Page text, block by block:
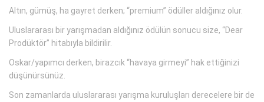
Altın, gümüş, ha gayret derken; “premium” ödüller aldığınız olur.
Uluslararası bir yarışmadan aldığınız ödülün sonucu size, “Dear
Prodüktör” hitabıyla bildirilir.
Oskar/yapımcı derken, birazcık “havaya girmeyi” hak ettiğinizi
düşünürsünüz.
Son zamanlarda uluslararası yarışma kuruluşları derecelere bir de